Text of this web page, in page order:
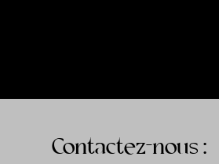
Contactez-nous :